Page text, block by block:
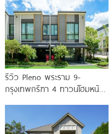
รีวิว Pleno พระราม 9-
กรุงเทพกรีฑา 4 ทาวน์โฮมหน้า